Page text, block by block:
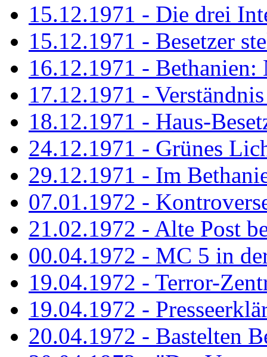
15.12.1971 - Die drei
15.12.1971 - Besetzer
16.12.1971 - Bethanien:
17.12.1971 -
18.12.1971 - Haus-
24.12.1971 - Grünes
29.12.1971 - Im
07.01.1972 -
21.02.1972 - Alte Post
00.04.1972 - MC 5 in
19.04.1972 - Terror-
19.04.1972 -
20.04.1972 - Bastelten